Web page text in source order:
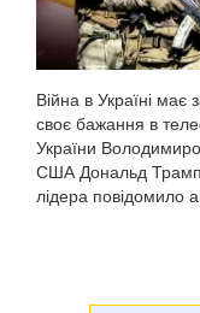
Війна в Україні має
своє бажання в
України
США Дональд
лідера повідомило